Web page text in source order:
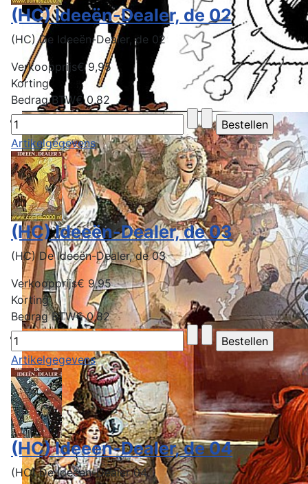
(HC) Ideeën-Dealer, de 02
(HC) De Ideeën-Dealer, de 02
Verkoopprijs€ 9,95
Korting
Bedrag BTW€ 0,82
Artikelgegevens
(HC) Ideeën-Dealer, de 03
(HC) De Ideeën-Dealer, de 03
Verkoopprijs€ 9,95
Korting
Bedrag BTW€ 0,82
Artikelgegevens
(HC) Ideeen-Dealer, de 04
(HC) De Ideeen-Dealer 04